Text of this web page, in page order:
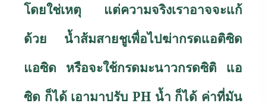
โดยใช่เหตุ แต่ความจริงเราอาจจะแก้
ด้วย น้ำส้มสายชูเพื่อไปฆ่ากรดแอติซิด
แอซิด หรือจะใช้กรดมะนาวกรดซิติ แอ
ซิด ก็ได้ เอามาปรับ PH น้ำ ก็ได้ ค่าที่มัน